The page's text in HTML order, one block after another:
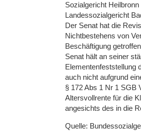
Sozialgericht
Landessozialgericht
Der Senat hat die
Nichtbestehens von
Beschäftigung
Senat hält an seiner
Elementenfeststellung
auch nicht aufgrund
§ 172 Abs 1 Nr 1 SGB
Altersvollrente für die
angesichts des in die
Quelle: